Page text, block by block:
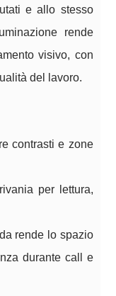
e allo stesso
rende
visivo, con
del lavoro.
contrasti e zone
per lettura,
rende lo spazio
durante call e